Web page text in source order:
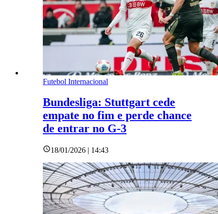
Futebol Internacional
Bundesliga: Stuttgart cede
empate no fim e perde chance
de entrar no G-3
18/01/2026 | 14:43